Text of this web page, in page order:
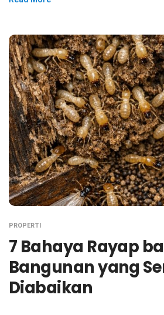
PROPERTI
7 Bahaya Rayap
Bangunan yang
Diabaikan